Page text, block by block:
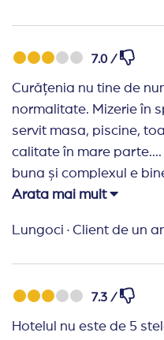
7.0 /
Curățenia nu tine de
normalitate. Mizerie în
servit masa, piscine,
calitate în mare
buna și complexul e
toată lumea.
Arata mai mult
Lungoci · Client de un
7.3 /
Hotelul nu este de 5